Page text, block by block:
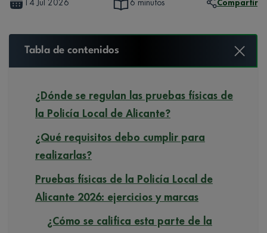
14 Jul 2026 6 minutos Compartir
Tabla de contenidos
¿Dónde se regulan las pruebas físicas de
la Policía Local de Alicante?
¿Qué requisitos debo cumplir para
realizarlas?
Pruebas físicas de la Policía Local de
Alicante 2026: ejercicios y marcas
¿Cómo se califica esta parte de la